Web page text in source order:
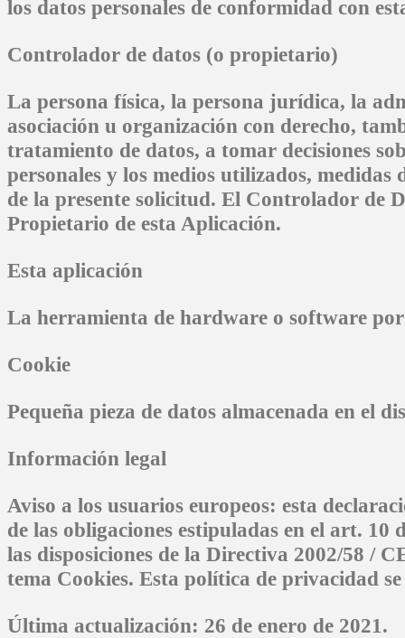
los datos personales de conformidad con
Controlador de datos (o propietario)
La persona física, la persona jurídica, la
asociación u organización con derecho,
tratamiento de datos, a tomar decisiones
personales y los medios utilizados,
de la presente solicitud. El Controlador de
Propietario de esta Aplicación.
Esta aplicación
La herramienta de hardware o software
Cookie
Pequeña pieza de datos almacenada en el
Información legal
Aviso a los usuarios europeos: esta
de las obligaciones estipuladas en el art.
las disposiciones de la Directiva 2002/58 /
tema Cookies. Esta política de privacidad
Última actualización: 26 de enero de 2021.​